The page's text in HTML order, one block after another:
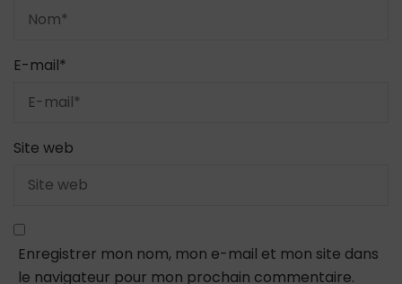
E-mail*
Site web
Enregistrer mon nom, mon e-mail et mon site dans
le navigateur pour mon prochain commentaire.